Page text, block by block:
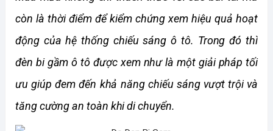
còn là thời điểm để kiểm chứng xem hiệu quả hoạt
động của hệ thống chiếu sáng ô tô. Trong đó thì
đèn bi gầm ô tô được xem như là một giải pháp tối
ưu giúp đem đến khả năng chiếu sáng vượt trội và
tăng cường an toàn khi di chuyển.